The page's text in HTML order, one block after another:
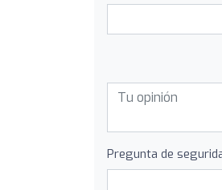
Pregunta de